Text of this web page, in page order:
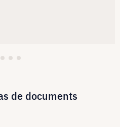
de documents